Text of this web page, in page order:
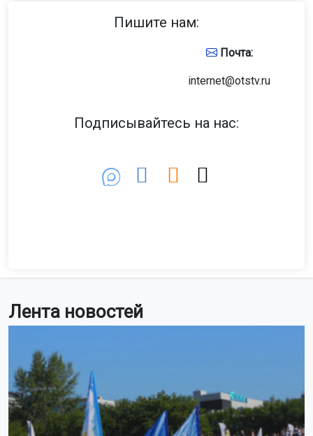
Лента новостей
Пишите нам:
Почта:
internet@otstv.ru
Подписывайтесь на нас: